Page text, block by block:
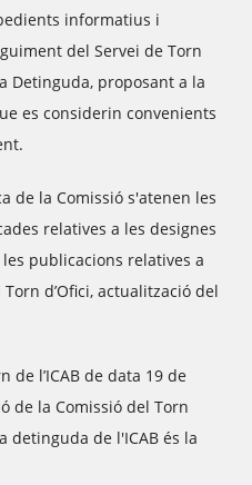
informatius i
del Servei de Torn
Detinguda, proposant a la
es considerin convenients
de la Comissió s'atenen les
relatives a les designes
publicacions relatives a
d’Ofici, actualització del
de l’ICAB de data 19 de
de la Comissió del Torn
detinguda de l'ICAB és la